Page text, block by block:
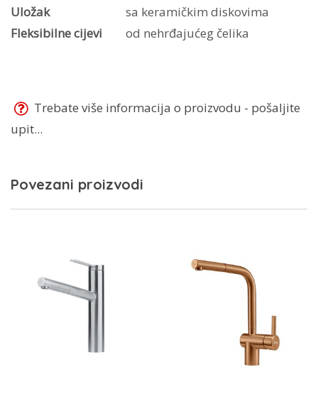
Uložak
sa keramičkim diskovima
Fleksibilne cijevi
od nehrđajućeg čelika
Trebate više informacija o proizvodu - pošaljite
upit...
Povezani proizvodi